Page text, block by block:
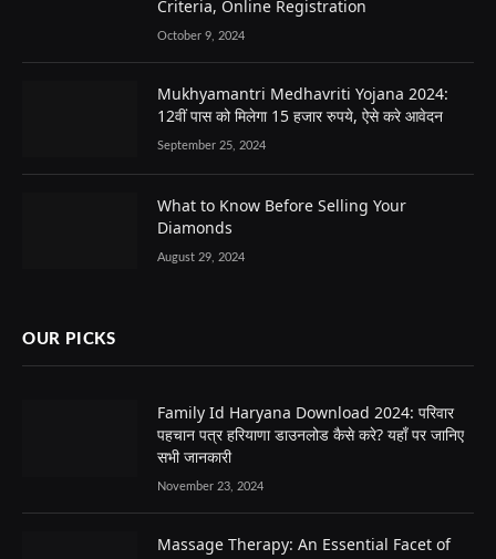
Criteria, Online Registration
October 9, 2024
Mukhyamantri Medhavriti Yojana 2024:
12वीं पास को मिलेगा 15 हजार रुपये, ऐसे करे आवेदन
September 25, 2024
What to Know Before Selling Your
Diamonds
August 29, 2024
OUR PICKS
Family Id Haryana Download 2024: परिवार
पहचान पत्र हरियाणा डाउनलोड कैसे करे? यहाँ पर जानिए
सभी जानकारी
November 23, 2024
Massage Therapy: An Essential Facet of